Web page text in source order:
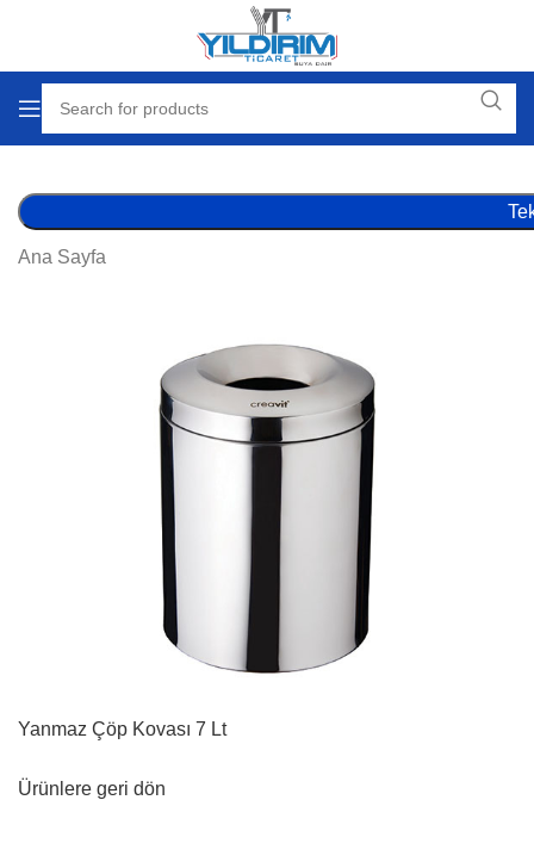
Ana Sayfa
Yanmaz Çöp Kovası 7 Lt
Ürünlere geri dön